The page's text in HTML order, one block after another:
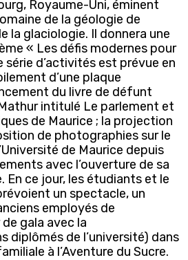
Royaume-Uni, éminent
de la géologie de
la glaciologie. Il donnera une
« Les défis modernes pour
série d’activités est prévue en
d’une plaque
du livre de défunt
intitulé Le parlement et
de Maurice ; la projection
de photographies sur le
de Maurice depuis
avec l’ouverture de sa
En ce jour, les étudiants et le
un spectacle, un
employés de
gala avec la
diplômés de l’université) dans
à l’Aventure du Sucre.